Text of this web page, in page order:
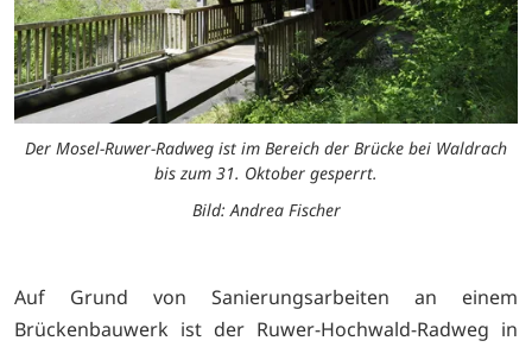
Der Mosel-Ruwer-Radweg ist im Bereich der Brücke bei Waldrach
bis zum 31. Oktober gesperrt.
Bild: Andrea Fischer
Auf Grund von Sanierungsarbeiten an einem
Brückenbauwerk ist der Ruwer-Hochwald-Radweg in